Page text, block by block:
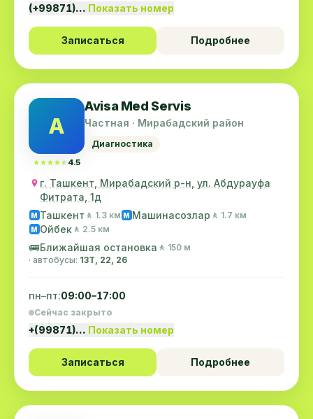
(+99871)… Показать номер
Записаться Подробнее
A
★★★★★
★★★★★ 4.5
Avisa Med Servis
Частная · Мирабадский район
Диагностика
г. Ташкент, Мирабадский р-н, ул. Абдурауфа
Фитрата, 1д
M Ташкент 🚶 1.3 км M Машинасозлар 🚶 1.7 км
M Ойбек 🚶 2.5 км
🚌Ближайшая остановка 🚶 150 м
· автобусы: 13Т, 22, 26
пн–пт:09:00–17:00
Сейчас закрыто
+(99871)… Показать номер
Записаться Подробнее